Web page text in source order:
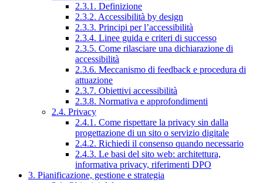
2.3.1. Definizione
2.3.2. Accessibilità by design
2.3.3. Principi per l’accessibilità
2.3.4. Linee guida e criteri di successo
2.3.5. Come rilasciare una dichiarazione di
accessibilità
2.3.6. Meccanismo di feedback e procedura di
attuazione
2.3.7. Obiettivi accessibilità
2.3.8. Normativa e approfondimenti
2.4. Privacy
2.4.1. Come rispettare la privacy sin dalla
progettazione di un sito o servizio digitale
2.4.2. Richiedi il consenso quando necessario
2.4.3. Le basi del sito web: architettura,
informativa privacy, riferimenti DPO
3. Pianificazione, gestione e strategia